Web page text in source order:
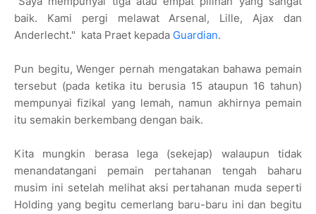
baik. Kami pergi melawat Arsenal, Lille, Ajax dan
Anderlecht." kata Praet kepada Guardian.
Pun begitu, Wenger pernah mengatakan bahawa pemain
tersebut (pada ketika itu berusia 15 ataupun 16 tahun)
mempunyai fizikal yang lemah, namun akhirnya pemain
itu semakin berkembang dengan baik.
Kita mungkin berasa lega (sekejap) walaupun tidak
menandatangani pemain pertahanan tengah baharu
musim ini setelah melihat aksi pertahanan muda seperti
Holding yang begitu cemerlang baru-baru ini dan begitu